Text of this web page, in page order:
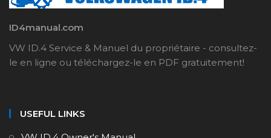
ID4manual.com
VW ID.4 Service & Manuel du propriétaire - consultez-
le en ligne ou téléchargez-le en PDF gratuitement!
USEFUL LINKS